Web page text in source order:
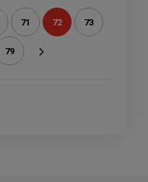
71 72 73
79